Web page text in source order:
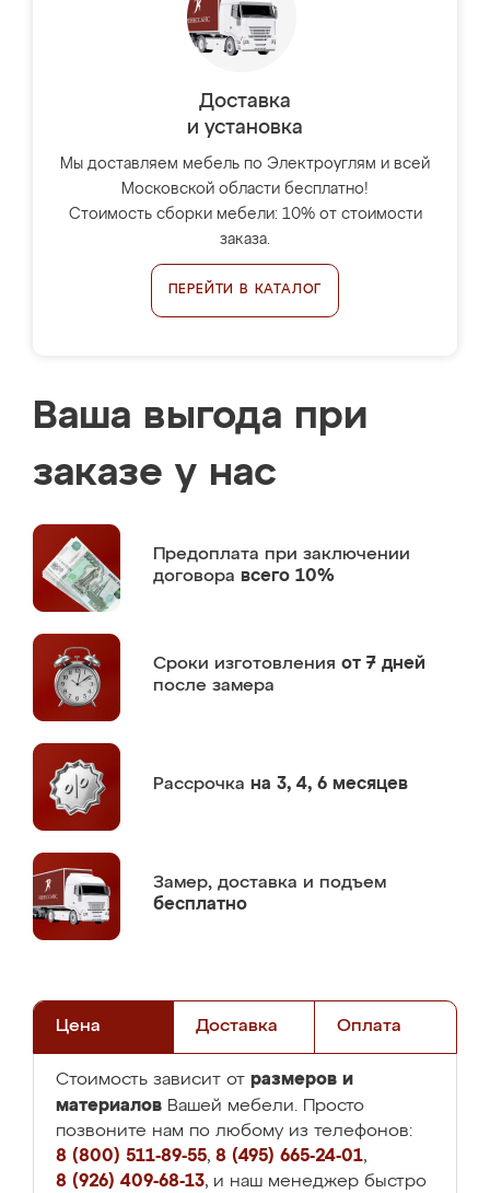
Доставка
и установка
Мы доставляем мебель по Электроуглям и всей
Московской области бесплатно!
Стоимость сборки мебели: 10% от стоимости
заказа.
ПЕРЕЙТИ В КАТАЛОГ
Ваша выгода при
заказе у нас
Предоплата при заключении
договора всего 10%
Сроки изготовления от 7 дней
после замера
Рассрочка на 3, 4, 6 месяцев
Замер, доставка и подъем
бесплатно
Цена Доставка Оплата
Стоимость зависит от размеров и
материалов Вашей мебели. Просто
позвоните нам по любому из телефонов:
8 (800) 511-89-55, 8 (495) 665-24-01,
8 (926) 409-68-13, и наш менеджер быстро